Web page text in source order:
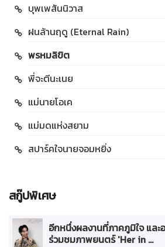
บุพเพสันนิวาส
ฝนล้านฤดู (Eternal Rain)
พรหมลิขิต
พี่จะตีนะเนย
แม่นายโอเค
แม่มดแห่งสยาม
สปาร์คใจนายจอมหยิ่ง
สกู๊ปพิเศษ
อีกหนึ่งผลงานที่ภาคภูมิใจ แล
ร่วมชมภาพยนตร์ 'Her in ...